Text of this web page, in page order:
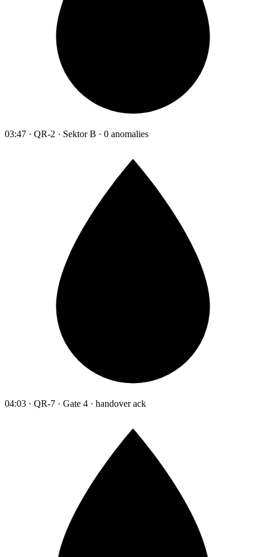
03:47 · QR-2 · Sektor B · 0 anomalies
04:03 · QR-7 · Gate 4 · handover ack